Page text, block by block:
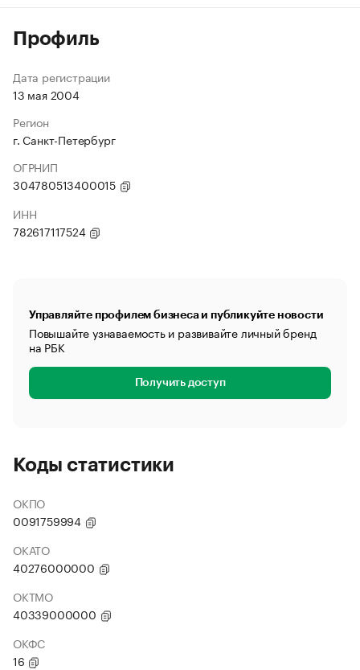
Профиль
Дата регистрации
13 мая 2004
Регион
г. Санкт-Петербург
ОГРНИП
304780513400015
ИНН
782617117524
Управляйте профилем бизнеса и публикуйте новости
Повышайте узнаваемость и развивайте личный бренд
на РБК
Получить доступ
Коды статистики
ОКПО
0091759994
ОКАТО
40276000000
ОКТМО
40339000000
ОКФС
16